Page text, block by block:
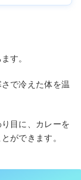
す。
で冷えた体を温
目に、カレーを
ができます。